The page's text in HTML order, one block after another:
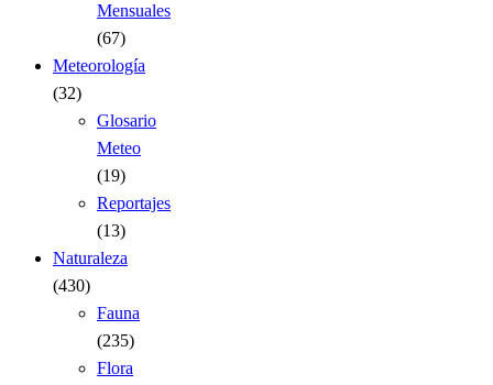
Mensuales
(67)
Meteorología
(32)
Glosario
Meteo
(19)
Reportajes
(13)
Naturaleza
(430)
Fauna
(235)
Flora